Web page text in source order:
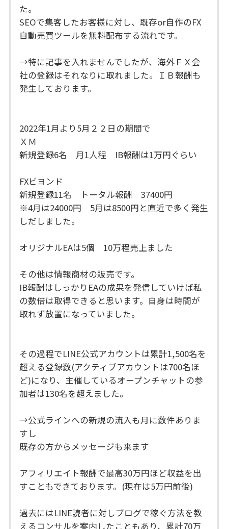
た。
SEOで集客したお客様に対し、既存or自作のFX
自動売買ツールを無料配布する流れです。
→特に記事を入れませんでしたが、海外ＦＸ会
社の登録はそれなりに取れました。ＩＢ報酬も
発生しております。
2022年1月より5月２２日の期間で
ＸＭ
新規登録6名 月1人程 IB報酬は1万円ぐらい
FXビヨンド
新規登録11名 トータル報酬 37400円
※4月は24000円 5月は8500円と直近で多く発生
しだしました。
オリジナルEAは5個 10万程売上ました
その他は情報商材の販売です。
IB報酬はしっかりEAの成果を発信していけば私
の数倍は取得できると思います。自身は時間が
取れず放置になっていました。
その過程でLINE公式アカウントは累計1,500名を
超える登録数(アクティブアカウントは700名ほ
ど)になり、主催しているオープンチャットの参
加者は130名を超えました。
→公式ラインへの新規の流入も月に数件ありま
すし
既存の方からメッセージも来ます
アフィリエイト報酬で最高30万円ほど収益を出
すこともできております。(現在は5万円前後)
過去にはLINE読者に対しブログで稼ぐ方法を教
えるコンサルを案内したこともあり、累計70万